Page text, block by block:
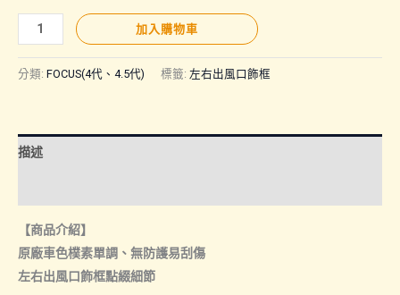
FOCUS
MK4
｜
出
風
飾
框
數
量
加入購物車
分類: FOCUS(4代、4.5代) 標籤: 左右出風口飾框
描述
【商品介紹】
原廠車色樸素單調、無防護易刮傷
左右出風口飾框點綴細節